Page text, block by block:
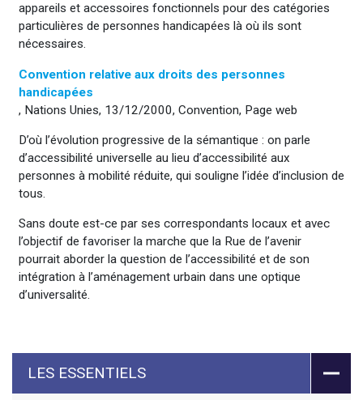
appareils et accessoires fonctionnels pour des catégories
particulières de personnes handicapées là où ils sont
nécessaires.
Convention relative aux droits des personnes
handicapées
, Nations Unies, 13/12/2000, Convention, Page web
D’où l’évolution progressive de la sémantique : on parle
d’accessibilité universelle au lieu d’accessibilité aux
personnes à mobilité réduite, qui souligne l’idée d’inclusion de
tous.
Sans doute est-ce par ses correspondants locaux et avec
l’objectif de favoriser la marche que la Rue de l’avenir
pourrait aborder la question de l’accessibilité et de son
intégration à l’aménagement urbain dans une optique
d’universalité.
LES ESSENTIELS